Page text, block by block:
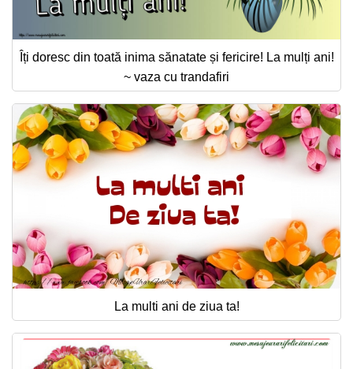
Îți doresc din toată inima sănatate și fericire! La mulți ani!
~ vaza cu trandafiri
La multi ani de ziua ta!